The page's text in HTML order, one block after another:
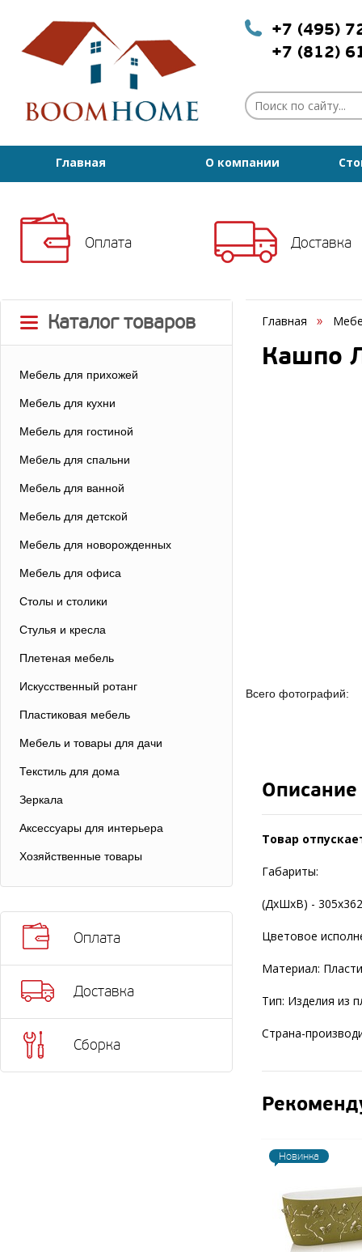
+7 (495)
+7 (812)
Главная О компании
Оплата Доставка
Каталог товаров
Мебель для прихожей
Мебель для кухни
Мебель для гостиной
Мебель для спальни
Мебель для ванной
Мебель для детской
Мебель для новорожденных
Мебель для офиса
Столы и столики
Стулья и кресла
Плетеная мебель
Искусственный ротанг
Пластиковая мебель
Мебель и товары для дачи
Текстиль для дома
Зеркала
Аксессуары для интерьера
Хозяйственные товары
Оплата
Доставка
Сборка
Главная
Кашпо
Всего фотографий:
Описание
Товар
Габариты:
(ДхШхВ) -
Цветовое
Материал:
Тип: Изделия из
Страна-
Новинка